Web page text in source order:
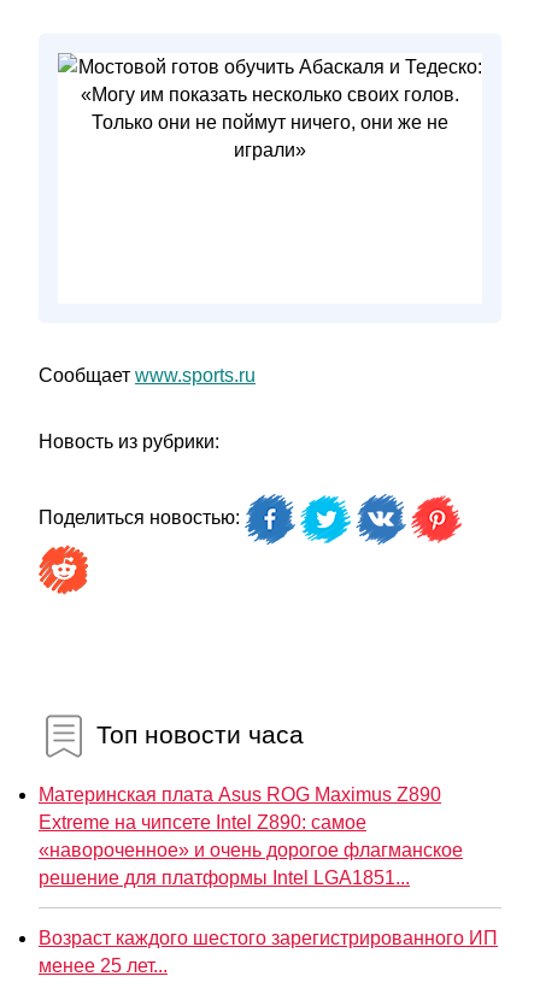
Сообщает www.sports.ru
Новость из рубрики:
Поделиться новостью:
Топ новости часа
Материнская плата Asus ROG Maximus Z890
Extreme на чипсете Intel Z890: самое
«навороченное» и очень дорогое флагманское
решение для платформы Intel LGA1851...
Возраст каждого шестого зарегистрированного ИП
менее 25 лет...